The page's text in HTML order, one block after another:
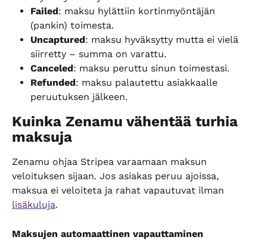
Failed: maksu hylättiin kortinmyöntäjän
(pankin) toimesta.
Uncaptured: maksu hyväksytty mutta ei vielä
siirretty – summa on varattu.
Canceled: maksu peruttu sinun toimestasi.
Refunded: maksu palautettu asiakkaalle
peruutuksen jälkeen.
Kuinka Zenamu vähentää turhia
maksuja
Zenamu ohjaa Stripea varaamaan maksun
veloituksen sijaan. Jos asiakas peruu ajoissa,
maksua ei veloiteta ja rahat vapautuvat ilman
lisäkuluja.
Maksujen automaattinen vapauttaminen